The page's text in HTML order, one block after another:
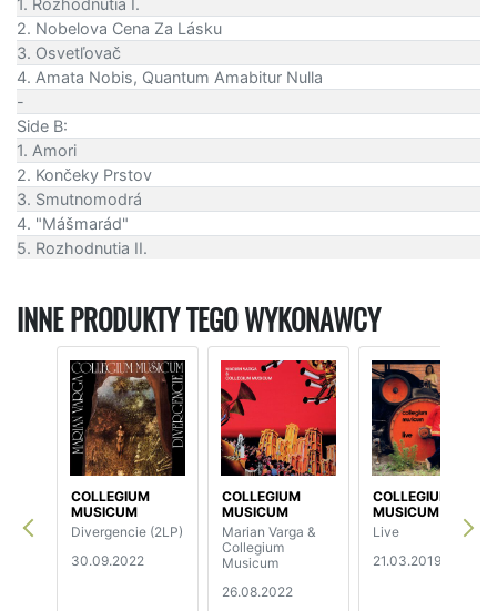
1. Rozhodnutia I.
2. Nobelova Cena Za Lásku
3. Osvetľovač
4. Amata Nobis, Quantum Amabitur Nulla
-
Side B:
1. Amori
2. Končeky Prstov
3. Smutnomodrá
4. "Mášmarád"
5. Rozhodnutia II.
INNE PRODUKTY TEGO WYKONAWCY
COLLEGIUM
MUSICUM
Divergencie (2LP)
30.09.2022
COLLEGIUM
MUSICUM
Marian Varga &
Collegium
Musicum
26.08.2022
COLLEGIUM
MUSICUM
Live
21.03.2019